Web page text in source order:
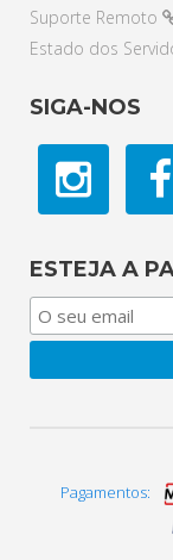
Suporte Remoto
Estado dos
SIGA-NOS
ESTEJA A
Pagamentos: